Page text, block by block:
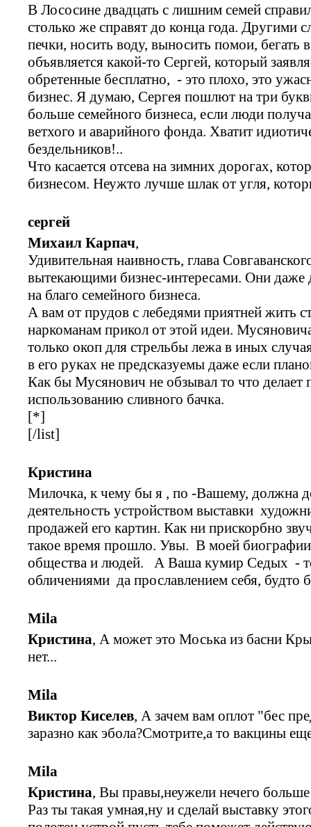
В Лососине двадцать с лишним семей
столько же справят до конца года. Другими
печки, носить воду, выносить помои, бегать
объявляется какой-то Сергей, который
обретенные бесплатно, - это плохо, это
бизнес. Я думаю, Сергея пошлют на три
больше семейного бизнеса, если люди
ветхого и аварийного фонда. Хватит
бездельников!..
Что касается отсева на зимних дорогах,
бизнесом. Неужто лучше шлак от угля,
сергей
Михаил Карпач,
Удивительная наивность, глава
вытекающими бизнес-интересами. Они даже
на благо семейного бизнеса.
А вам от прудов с лебедями приятней жить
наркоманам прикол от этой идеи.
только окоп для стрельбы лежа в иных
в его руках не предсказуемы даже если
Как бы Мусянович не обзывал то что делает
использованию сливного бачка.
[*]
[/list]
Кристина
Милочка, к чему бы я , по -Вашему, должна
деятельность устройством выставки
продажей его картин. Как ни прискорбно
такое время прошло. Увы. В моей
общества и людей. А Ваша кумир Седых -
обличениями да прославлением себя, будто
Mila
Кристина, А может это Моська из басни
нет...
Mila
Виктор Киселев, А зачем вам оплот "бес
заразно как эбола?Смотрите,а то вакцины
Mila
Кристина, Вы правы,неужели нечего
Раз ты такая умная,ну и сделай выставку